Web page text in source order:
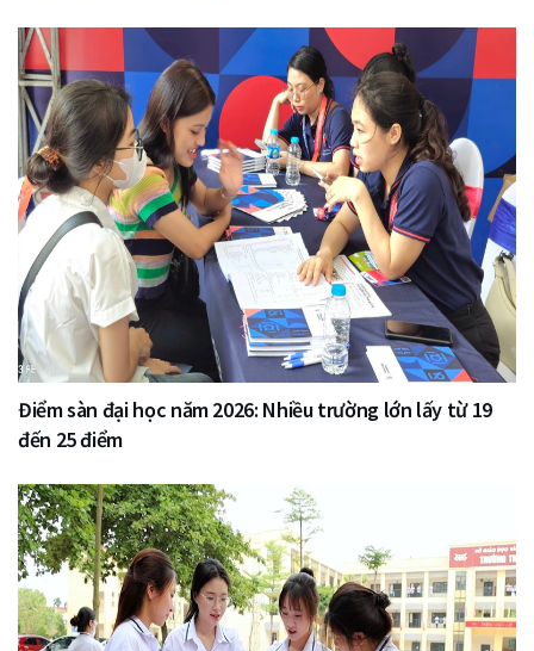
Điểm sàn đại học năm 2026: Nhiều trường lớn lấy từ 19
đến 25 điểm